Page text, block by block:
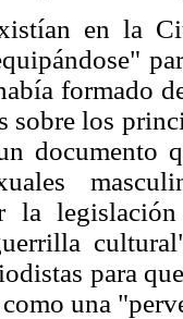
en la
formado
sobre los
documento
la
para
una